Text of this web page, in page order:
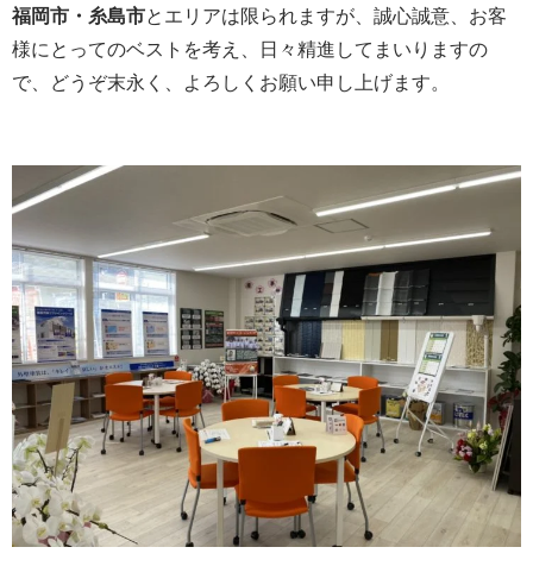
福岡市・糸島市とエリアは限られますが、誠心誠意、お客
様にとってのベストを考え、日々精進してまいりますの
で、どうぞ末永く、よろしくお願い申し上げます。